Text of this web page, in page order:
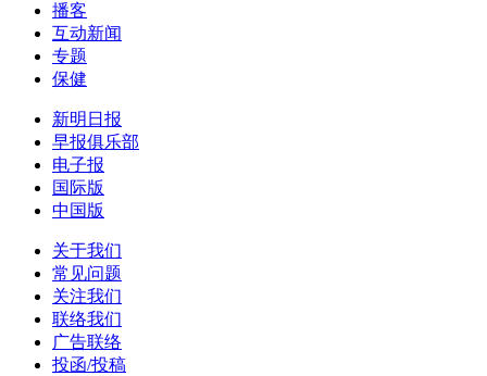
播客
互动新闻
专题
保健
新明日报
早报俱乐部
电子报
国际版
中国版
关于我们
常见问题
关注我们
联络我们
广告联络
投函/投稿